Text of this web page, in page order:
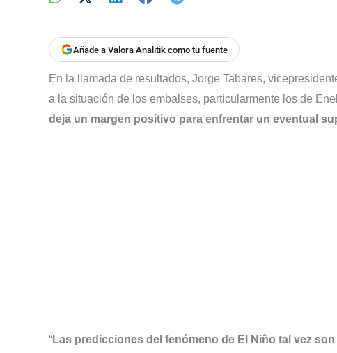
Añade a Valora Analitik como tu fuente
En la llamada de resultados, Jorge Tabares,
a la situación de los embalses, particularmente los de
deja un margen positivo para enfrentar un eventual
“Las predicciones del fenómeno de El Niño tal vez